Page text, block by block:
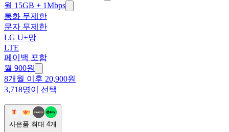
월 15GB + 1Mbps
통화 무제한
문자 무제한
LG U+망
LTE
페이백 포함
월 900원
8개월 이후 20,900원
3,718명이 선택
사은품 최대 4개